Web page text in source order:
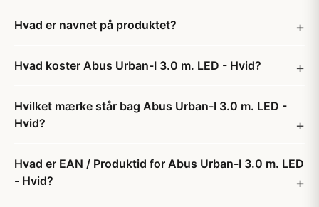
Hvad er navnet på produktet?
Hvad koster Abus Urban-I 3.0 m. LED - Hvid?
Hvilket mærke står bag Abus Urban-I 3.0 m. LED -
Hvid?
Hvad er EAN / Produktid for Abus Urban-I 3.0 m. LED
- Hvid?